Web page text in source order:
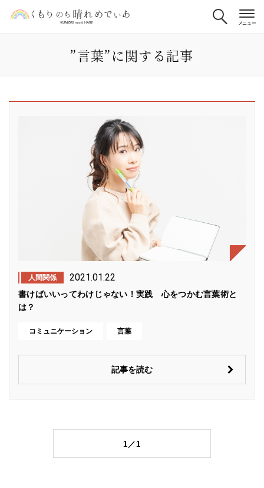
”言葉”に関する記事
人間関係 2021.01.22
書けばいいってわけじゃない！実践 心をつかむ言葉術と
は？
コミュニケーション 言葉
記事を読む
1／1